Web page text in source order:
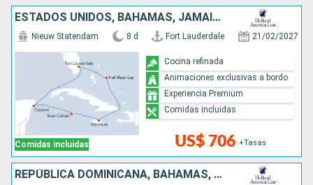
ESTADOS UNIDOS, BAHAMAS, JAMAICA, ISLAS CAIMÁN, MÉXICO
Comidas incluidas
Nieuw Statendam 8 d Fort Lauderdale 21/02/2027
US$ 706 +Tasas
Cocina refinada
Animaciones exclusivas a bordo
Experiencia Premium
Comidas incluidas
REPÚBLICA DOMINICANA, BAHAMAS, ESTADOS UNIDOS